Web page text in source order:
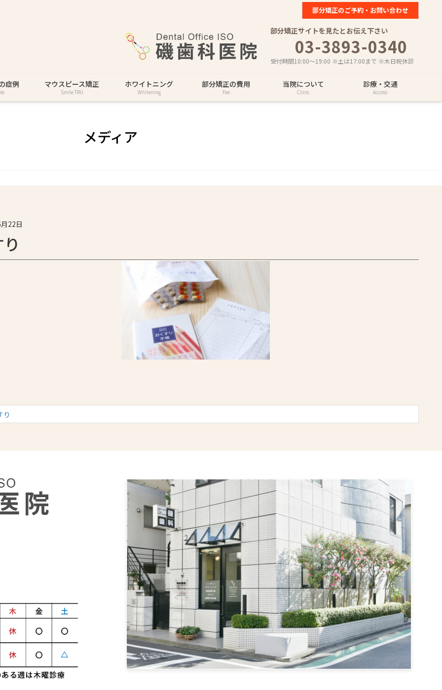
部分矯正のご予約・お問い合わせ
部分矯正サイトを見たとお伝え下さい
03-3893-0340
受付時間10:00～19:00 ※土は17:00まで ※木日祝休診
症例 マウスピース矯正
Smile TRU
ホワイトニング
Whitening
部分矯正の費用
Fee
当院について
Clinic
診療・交通
Access
メディア
22日
り